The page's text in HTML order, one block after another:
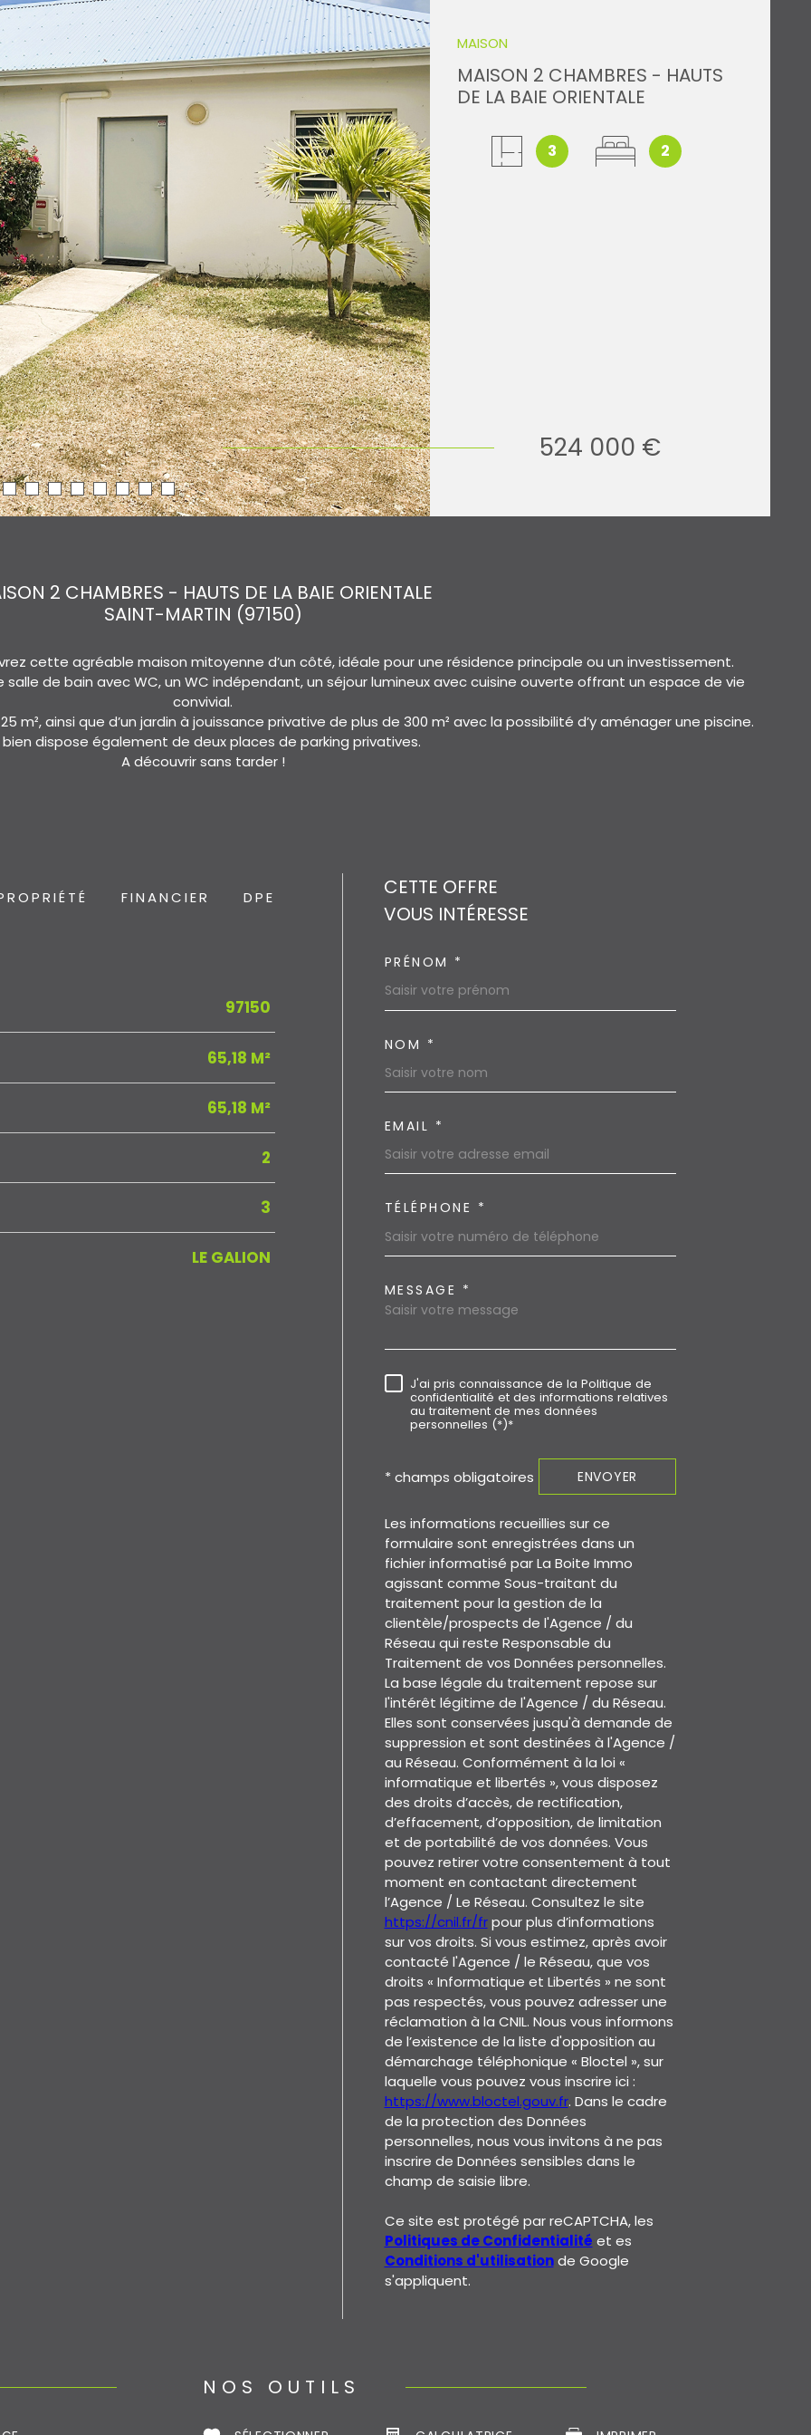
MAISON
MAISON 2 CHAMBRES - HAUTS
DE LA BAIE ORIENTALE
3 2
524 000 €
2 CHAMBRES - HAUTS DE LA BAIE ORIENTALE
SAINT-MARTIN (97150)
cette agréable maison mitoyenne d’un côté, idéale pour une résidence principale ou un investissement.
de bain avec WC, un WC indépendant, un séjour lumineux avec cuisine ouverte offrant un espace de vie
convivial.
m², ainsi que d’un jardin à jouissance privative de plus de 300 m² avec la possibilité d’y aménager une piscine.
bien dispose également de deux places de parking privatives.
A découvrir sans tarder !
FINANCIER DPE
97150
65,18 M²
65,18 M²
2
3
LE GALION
CETTE OFFRE
VOUS INTÉRESSE
PRÉNOM *
NOM *
EMAIL *
TÉLÉPHONE *
MESSAGE *
J'ai pris connaissance de la Politique de
confidentialité et des informations relatives
au traitement de mes données
personnelles (*)*
* champs obligatoires ENVOYER
Les informations recueillies sur ce
formulaire sont enregistrées dans un
fichier informatisé par La Boite Immo
agissant comme Sous-traitant du
traitement pour la gestion de la
clientèle/prospects de l'Agence / du
Réseau qui reste Responsable du
Traitement de vos Données personnelles.
La base légale du traitement repose sur
l'intérêt légitime de l'Agence / du Réseau.
Elles sont conservées jusqu'à demande de
suppression et sont destinées à l'Agence /
au Réseau. Conformément à la loi «
informatique et libertés », vous disposez
des droits d’accès, de rectification,
d’effacement, d’opposition, de limitation
et de portabilité de vos données. Vous
pouvez retirer votre consentement à tout
moment en contactant directement
l’Agence / Le Réseau. Consultez le site
https://cnil.fr/frpour plus d’informations
sur vos droits. Si vous estimez, après avoir
contacté l'Agence / le Réseau, que vos
droits « Informatique et Libertés » ne sont
pas respectés, vous pouvez adresser une
réclamation à la CNIL. Nous vous informons
de l’existence de la liste d'opposition au
démarchage téléphonique « Bloctel », sur
laquelle vous pouvez vous inscrire ici :
https://www.bloctel.gouv.fr. Dans le cadre
de la protection des Données
personnelles, nous vous invitons à ne pas
inscrire de Données sensibles dans le
champ de saisie libre.
Ce site est protégé par reCAPTCHA, les
Politiques de Confidentialité et es
Conditions d'utilisationde Google
s'appliquent.
NOS OUTILS